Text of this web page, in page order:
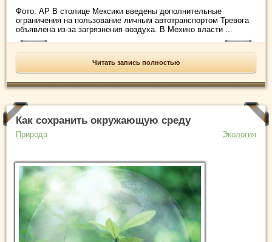
Фото: AP В столице Мексики введены дополнительные
ограничения на пользование личным автотранспортом Тревога
объявлена из-за загрязнения воздуха. В Мехико власти ...
Читать запись полностью
Как сохранить окружающую среду
Природа Экология